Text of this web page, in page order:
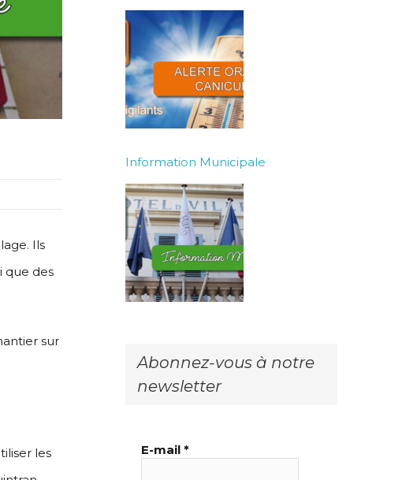
Ils
que des
sur
les
Information Municipale
Abonnez-vous à notre
newsletter
E-mail *